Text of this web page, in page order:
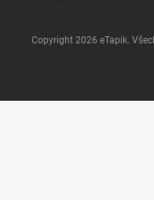
Copyright 2026 eTapik.